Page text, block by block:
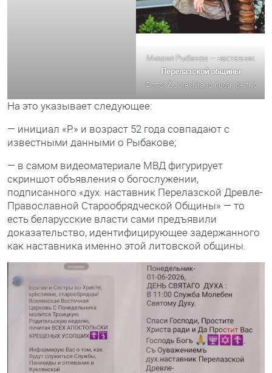
Михаил Рыбаков — наставник
Перелазской общины
Фото: Ž.Jurevičiaus nuotr; delfi.lt
На это указывает следующее:
— инициал «Р.» и возраст 52 года совпадают с
известными данными о Рыбакове;
— в самом видеоматериале МВД фигурирует
скриншот объявления о богослужении,
подписанного «дух. наставник Перелазской Древле-
Православной Старообрядческой Общины» — то
есть беларусские власти сами предъявили
доказательство, идентифицирующее задержанного
как наставника именно этой литовской общины.